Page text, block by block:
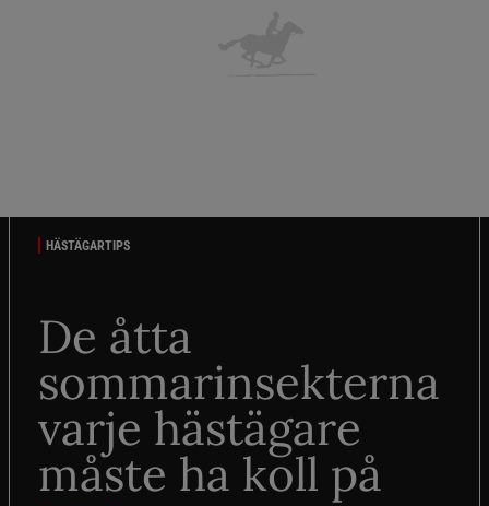
HÄSTÄGARTIPS
De åtta
sommarinsekterna
varje hästägare
måste ha koll på